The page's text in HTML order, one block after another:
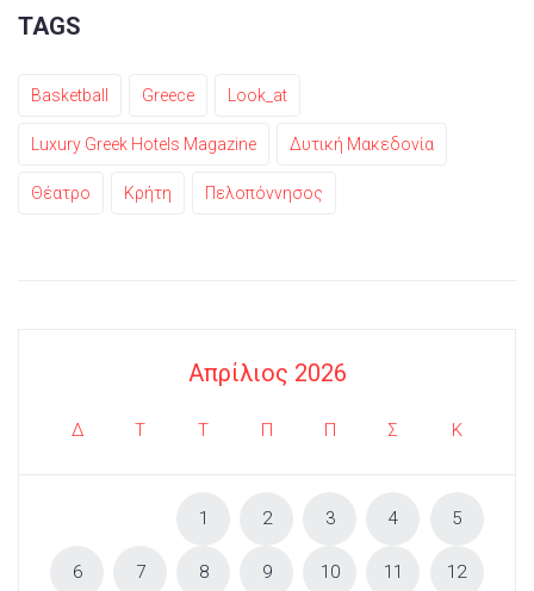
TAGS
Basketball Greece Look_at
Luxury Greek Hotels Magazine Δυτική Μακεδονία
Θέατρο Κρήτη Πελοπόννησος
Απρίλιος 2026
Δ Τ Τ Π Π Σ Κ
1 2 3 4 5
6 7 8 9 10 11 12